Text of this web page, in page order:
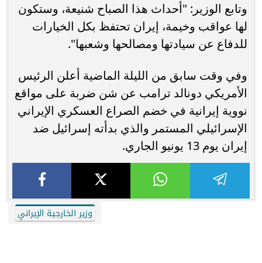
وتابع الوزير: "أحداث هذا الصباح شنيعة، وستكون
لها عواقب وخيمة، إيران تحتفظ بكل الخيارات
للدفاع عن سيادتها ومصالحها وشعبها".
وفي وقت سابق من الليلة الماضية أعلن الرئيس
الأمريكي دونالد ترامب عن شن ضربة على مواقع
نووية إيرانية في خضم الصراع العسكري الإيراني
الإسرائيلي المستمر والذي بدأته إسرائيل ضد
إيران يوم 13 يونيو الجاري.
وزير الخارجية الإيراني